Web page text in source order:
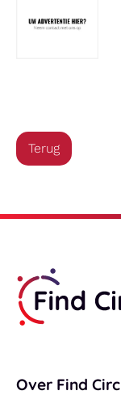
Terug
Over Find